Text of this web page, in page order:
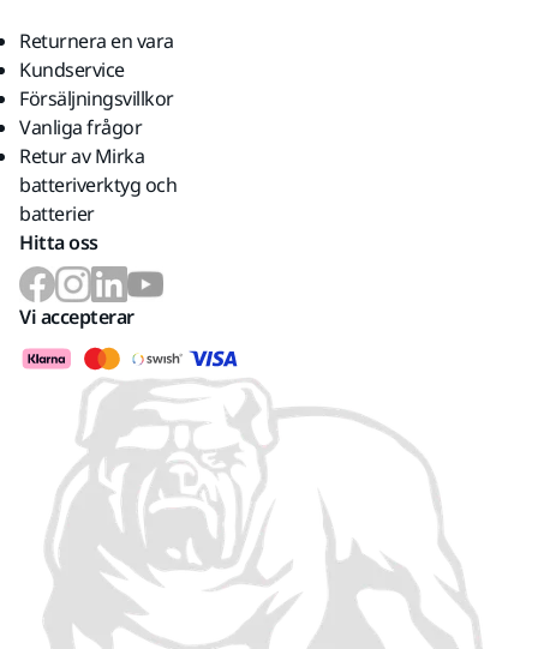
Returnera en vara
Kundservice
Försäljningsvillkor
Vanliga frågor
Retur av Mirka
batteriverktyg och
batterier
Hitta oss
Vi accepterar